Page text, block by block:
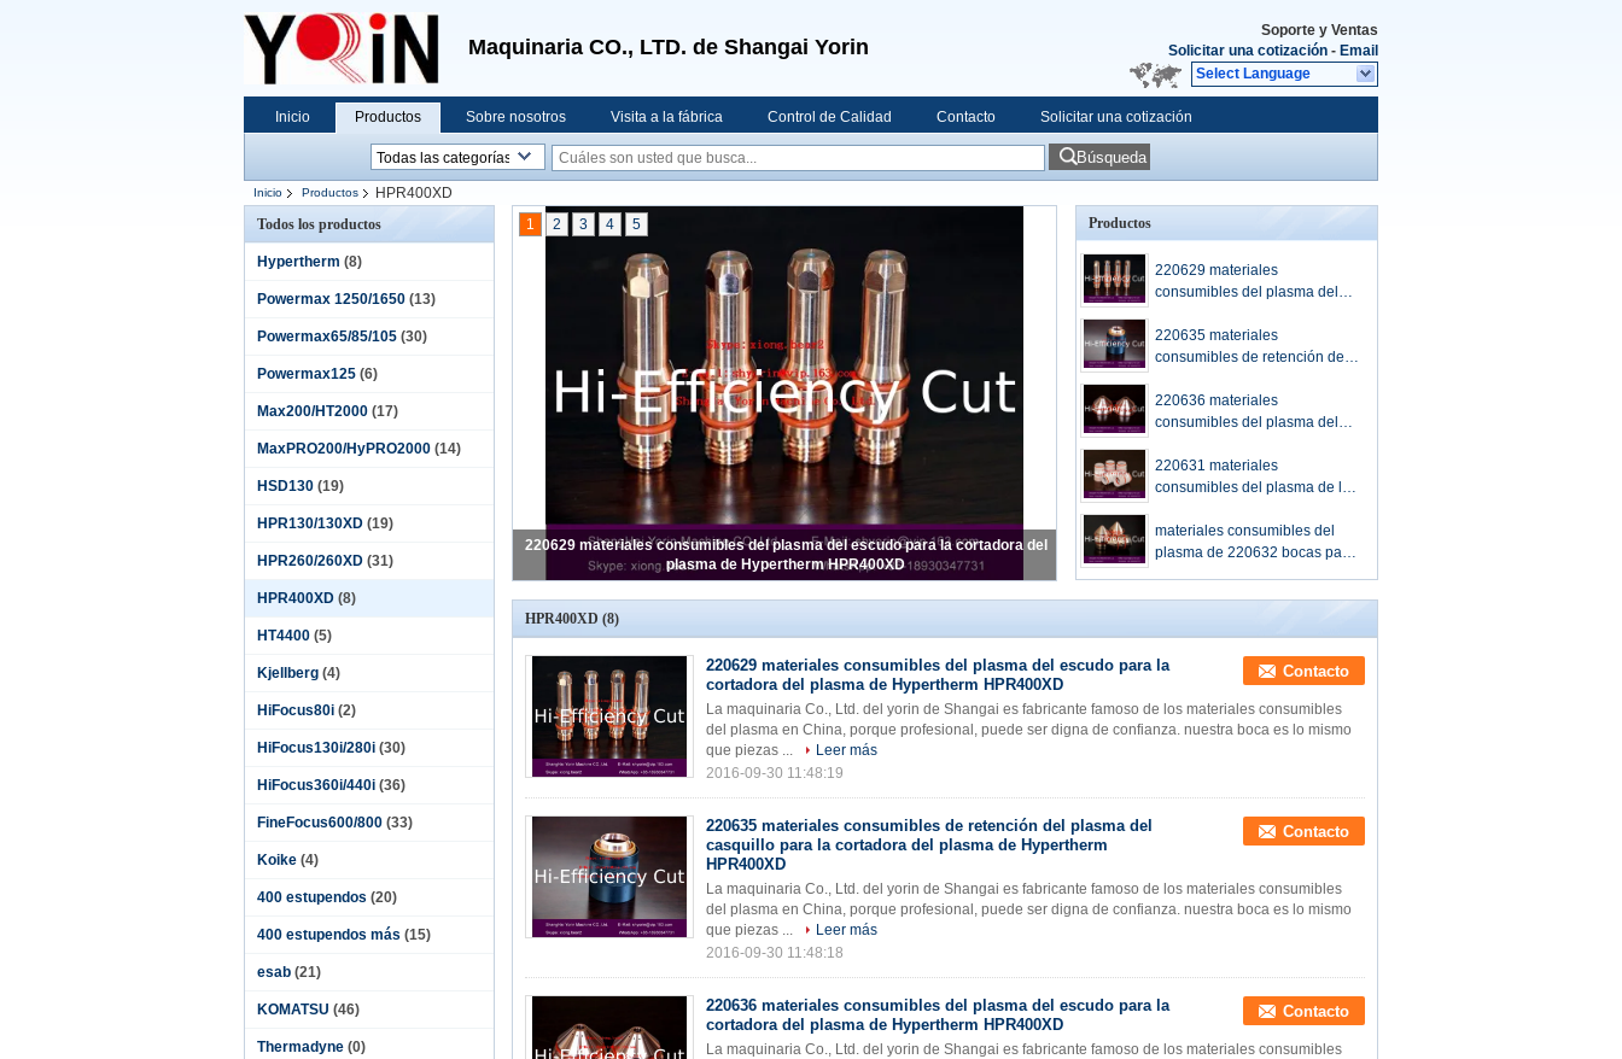
Maquinaria CO., LTD. de Shangai Yorin
Soporte y Ventas
Solicitar una cotización - Email
Select Language
Inicio Productos Sobre nosotros Visita a la fábrica Control de Calidad Contacto Solicitar una cotización
Búsqueda
Inicio Productos
HPR400XD
Todos los productos
Hypertherm (8)
Powermax 1250/1650 (13)
Powermax65/85/105 (30)
Powermax125 (6)
Max200/HT2000 (17)
MaxPRO200/HyPRO2000 (14)
HSD130 (19)
HPR130/130XD (19)
HPR260/260XD (31)
HPR400XD (8)
HT4400 (5)
Kjellberg (4)
HiFocus80i (2)
HiFocus130i/280i (30)
HiFocus360i/440i (36)
FineFocus600/800 (33)
Koike (4)
400 estupendos (20)
400 estupendos más (15)
esab (21)
KOMATSU (46)
Thermadyne (0)
220629 materiales consumibles del plasma del escudo para la cortadora del
plasma de Hypertherm HPR400XD
1 2 3 4 5 Productos
220629 materiales
consumibles del plasma del
plasma de Hypertherm
HPR400XD
220635 materiales
consumibles de retención del
cortadora del plasma de
Hypertherm HPR400XD
220636 materiales
consumibles del plasma del
plasma de Hypertherm
HPR400XD
220631 materiales
consumibles del plasma de la
plasma de Hypertherm
HPR400XD
materiales consumibles del
plasma de 220632 bocas para
HPR400XD (8)
220629 materiales consumibles del plasma del escudo para la
cortadora del plasma de Hypertherm HPR400XD
Contacto
La maquinaria Co., Ltd. del yorin de Shangai es fabricante famoso de los materiales consumibles
del plasma en China, porque profesional, puede ser digna de confianza. nuestra boca es lo mismo
que piezas ...
Leer más
2016-09-30 11:48:19
220635 materiales consumibles de retención del plasma del
casquillo para la cortadora del plasma de Hypertherm
HPR400XD
Contacto
La maquinaria Co., Ltd. del yorin de Shangai es fabricante famoso de los materiales consumibles
del plasma en China, porque profesional, puede ser digna de confianza. nuestra boca es lo mismo
que piezas ...
Leer más
2016-09-30 11:48:18
220636 materiales consumibles del plasma del escudo para la
cortadora del plasma de Hypertherm HPR400XD
Contacto
La maquinaria Co., Ltd. del yorin de Shangai es fabricante famoso de los materiales consumibles